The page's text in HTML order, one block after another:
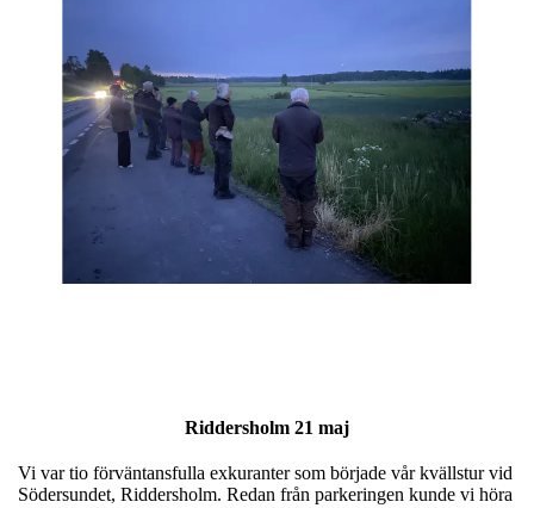
Riddersholm 21 maj
Vi var tio förväntansfulla exkuranter som började vår kvällstur vid
Södersundet, Riddersholm. Redan från parkeringen kunde vi höra